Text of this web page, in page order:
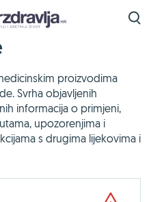
proizvodima
Svrha objavljenih
informacija o primjeni,
upozorenjima i
s drugima lijekovima i